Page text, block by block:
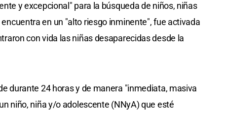
y excepcional" para la búsqueda de niños, niñas
en un "alto riesgo inminente", fue activada
con vida las niñas desaparecidas desde la
durante 24 horas y de manera "inmediata, masiva
niño, niña y/o adolescente (NNyA) que esté